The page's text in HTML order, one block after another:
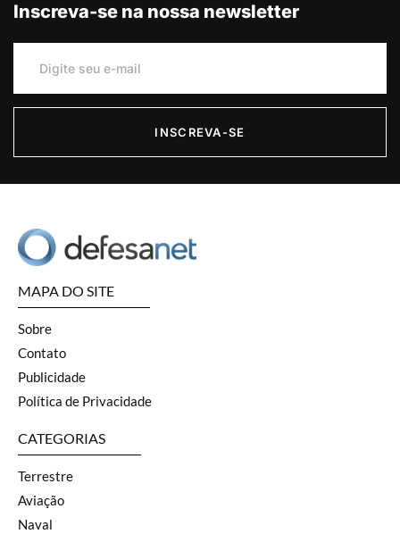
Inscreva-se na nossa newsletter
INSCREVA-SE
MAPA DO SITE
Sobre
Contato
Publicidade
Política de Privacidade
CATEGORIAS
Terrestre
Aviação
Naval